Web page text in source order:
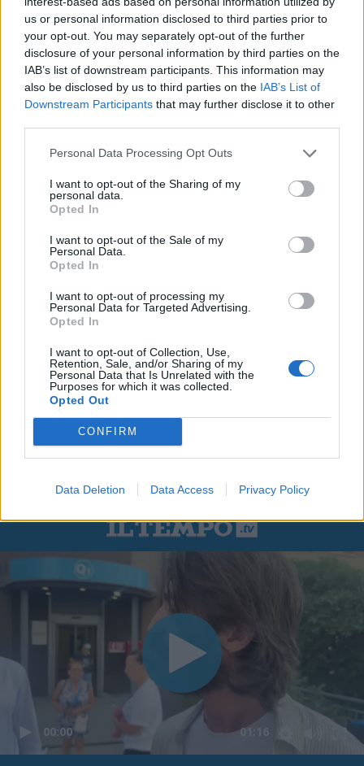
us or personal information disclosed to third parties prior to
your opt-out. You may separately opt-out of the further
disclosure of your personal information by third parties on the
IAB’s list of downstream participants. This information may
also be disclosed by us to third parties on the IAB’s List of
Downstream Participants that may further disclose it to other
Personal Data Processing Opt Outs
I want to opt-out of the Sharing of my
personal data.
Opted In
I want to opt-out of the Sale of my
Personal Data.
Opted In
I want to opt-out of processing my
Personal Data for Targeted Advertising.
Opted In
I want to opt-out of Collection, Use,
Retention, Sale, and/or Sharing of my
Personal Data that Is Unrelated with the
Purposes for which it was collected.
Opted Out
CONFIRM
Data Deletion Data Access Privacy Policy
00:00 01:16